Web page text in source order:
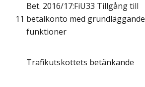
11
Bet. 2016/17:FiU33 Tillgång till
betalkonto med grundläggande
funktioner
Trafikutskottets betänkande